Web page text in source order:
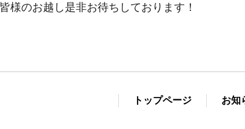
皆様のお越し是非お待ちしております！
トップページ お知